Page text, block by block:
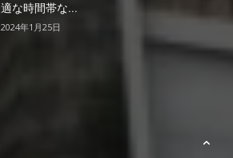
適な時間帯な...
2024年1月25日